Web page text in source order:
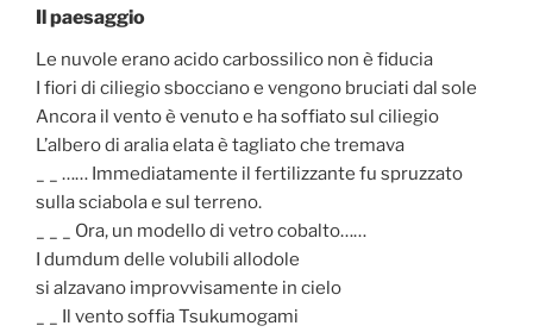
Il paesaggio
Le nuvole erano acido carbossilico non è fiducia
I fiori di ciliegio sbocciano e vengono bruciati dal sole
Ancora il vento è venuto e ha soffiato sul ciliegio
L’albero di aralia elata è tagliato che tremava
_ _ …… Immediatamente il fertilizzante fu spruzzato
sulla sciabola e sul terreno.
_ _ _ Ora, un modello di vetro cobalto……
I dumdum delle volubili allodole
si alzavano improvvisamente in cielo
_ _ Il vento soffia Tsukumogami